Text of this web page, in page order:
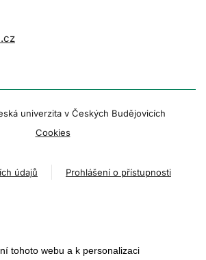
univerzita v Českých Budějovicích
Cookies
údajů Prohlášení o přístupnosti
tohoto webu a k personalizaci